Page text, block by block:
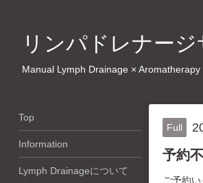
リンパドレナージ
Manual Lymph Drainage × Aromatherapy
Full
予約
ご予約
Top
Information
Lymph Drainageについて